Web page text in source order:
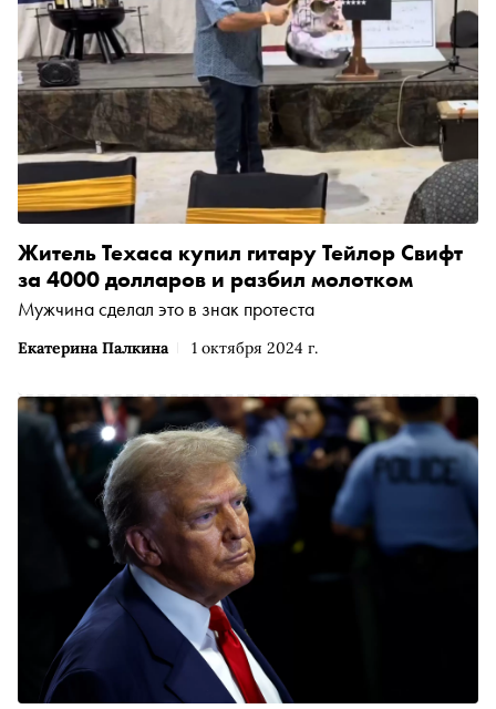
Екатерина Палкина 1 октября 2024 г.
Житель Техаса купил гитару Тейлор Свифт
за 4000 долларов и разбил молотком
Мужчина сделал это в знак протеста